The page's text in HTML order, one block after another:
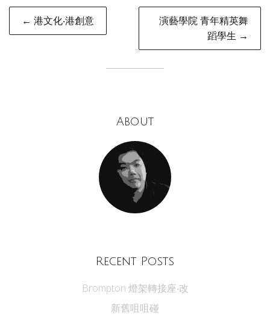
Post
navigation
← 港文化‧港創意
演藝學院 青年精英舞
蹈學生 →
About
Recent Posts
Brompton 燈架轉接座‧改
新舊咀咀碰